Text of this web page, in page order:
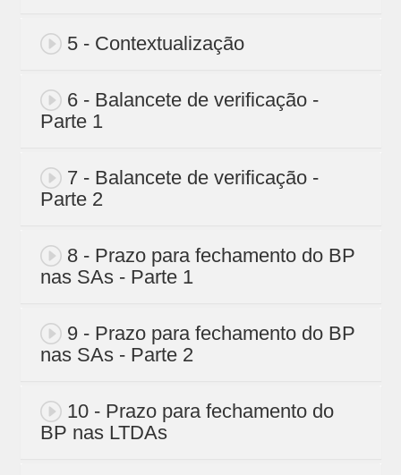
5 - Contextualização
6 - Balancete de verificação -
Parte 1
7 - Balancete de verificação -
Parte 2
8 - Prazo para fechamento do BP
nas SAs - Parte 1
9 - Prazo para fechamento do BP
nas SAs - Parte 2
10 - Prazo para fechamento do
BP nas LTDAs